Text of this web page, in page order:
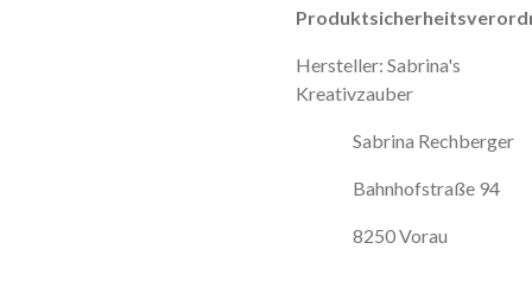
Hersteller: Sabrina's
Kreativzauber
Sabrina Rechberger
Bahnhofstraße 94
8250 Vorau